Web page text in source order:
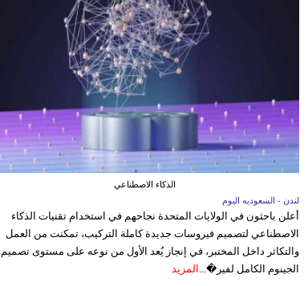
الذكاء الاصطناعي
لندن - السعوديه اليوم
أعلن باحثون في الولايات المتحدة نجاحهم في استخدام تقنيات الذكاء
الاصطناعي لتصميم فيروسات جديدة كاملة التركيب، تمكنت من العمل
والتكاثر داخل المختبر، في إنجاز يُعد الأول من نوعه على مستوى تصميم
الجينوم الكامل لفير�... المزيد